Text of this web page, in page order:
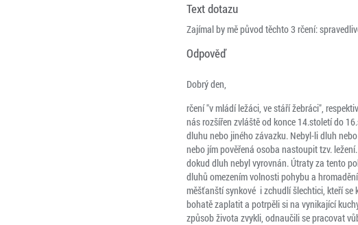
Text dotazu
Zajímal by mě původ těchto 3 rčení:
Odpověď
Dobrý den,
rčení "v mládí ležáci, ve stáří žebráci",
nás rozšířen zvláště od konce 14.století do
dluhu nebo jiného závazku. Nebyl-li dluh
nebo jím pověřená osoba nastoupit tzv.
dokud dluh nebyl vyrovnán. Útraty za tento
dluhů omezením volnosti pohybu a
měšťanští synkové i zchudlí šlechtici, kteří se
bohatě zaplatit a potrpěli si na vynikající
způsob života zvykli, odnaučili se pracovat